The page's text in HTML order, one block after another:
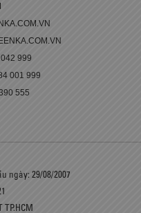
999
001 999
555
ngày: 29/08/2007
TP.HCM